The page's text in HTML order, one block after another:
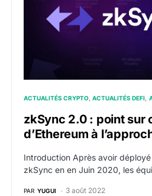
ACTUALITÉS CRYPTO ACTUALITÉS DEFI
zkSync 2.0 : point sur
d’Ethereum à
Introduction Après avoir
zkSync en en Juin 2020, les
PAR YUGUI 3 août 2022